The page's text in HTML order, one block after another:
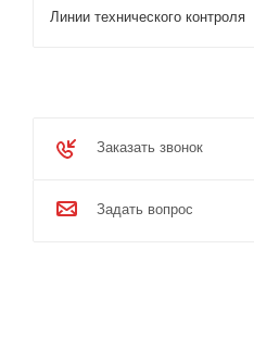
Линии технического контроля
Заказать звонок
Задать вопрос